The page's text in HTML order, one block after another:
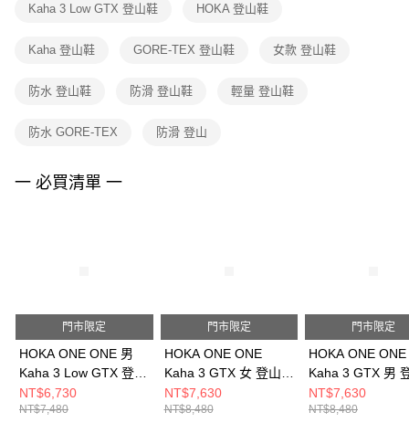
Kaha 3 Low GTX 登山鞋 HOKA 登山鞋
Kaha 登山鞋 GORE-TEX 登山鞋 女款 登山鞋
防水 登山鞋 防滑 登山鞋 輕量 登山鞋
防水 GORE-TEX 防滑 登山
一 必買清單 一
門市限定
HOKA ONE ONE 男
Kaha 3 Low GTX 登山
鞋 黑
HO1162532BBLC
NT$6,730
NT$7,480
門市限定
HOKA ONE ONE
Kaha 3 GTX 女 登山鞋
黑 HO1162531BBLC
NT$7,630
NT$8,480
門市限定
HOKA ONE ONE
Kaha 3 GTX 男
黑
NT$7,630
NT$8,480